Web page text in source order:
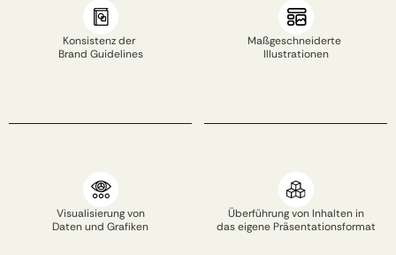
Konsistenz der
Brand Guidelines​
Maßgeschneiderte
Illustrationen
Visualisierung von
Daten und Grafiken​
Überführung von Inhalten in
das eigene Präsentationsformat​